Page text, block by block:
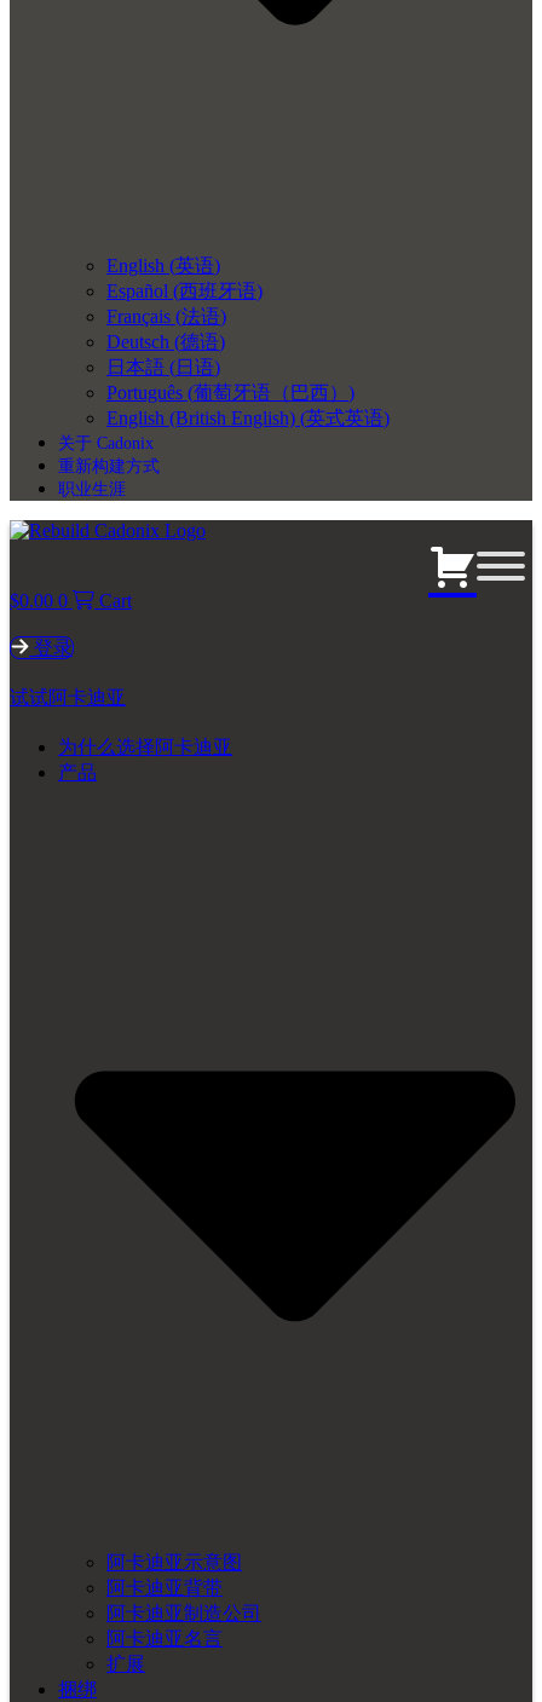
English (英语)
Español (西班牙语)
Français (法语)
Deutsch (德语)
日本語 (日语)
Português (葡萄牙语（巴西） )
English (British English) (英式英语)
关于 Cadonix
重新构建方式
职业生涯
$0.00 0 Cart
登录
试试阿卡迪亚
为什么选择阿卡迪亚
产品
阿卡迪亚示意图
阿卡迪亚背带
阿卡迪亚制造公司
阿卡迪亚名言
扩展
捆绑